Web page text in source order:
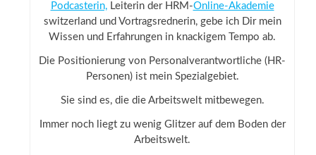
Podcasterin,Leiterin der HRM-Online-Akademie
switzerland und Vortragsrednerin, gebe ich Dir mein
Wissen und Erfahrungen in knackigem Tempo ab.
Die Positionierung von Personalverantwortliche (HR-
Personen) ist mein Spezialgebiet.
Sie sind es, die die Arbeitswelt mitbewegen.
Immer noch liegt zu wenig Glitzer auf dem Boden der
Arbeitswelt.